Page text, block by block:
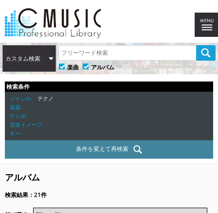
カスタム検索
楽曲
アルバム
検索条件
ジャンル
テクノ
楽器
テンポ
音楽イメージ
キー
条件を変えて再検索
アルバム
検索結果：21件